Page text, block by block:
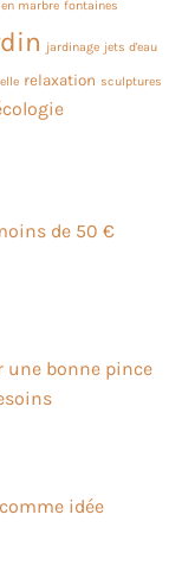
marbre fontaines
jardinage jets d'eau
relaxation sculptures
de 50 €
une bonne pince
idée